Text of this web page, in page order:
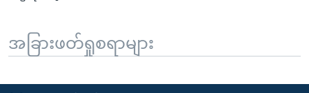
အခြားဖတ်ရှုစရာများ